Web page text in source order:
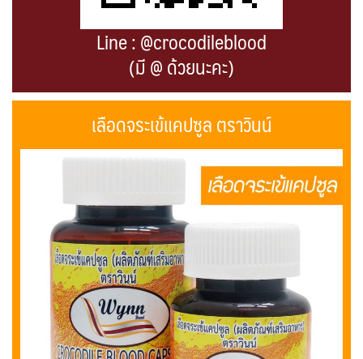
Line : @crocodileblood
(มี @ ด้วยนะคะ)
เลือดจระเข้แคปซูล ตราวินน์